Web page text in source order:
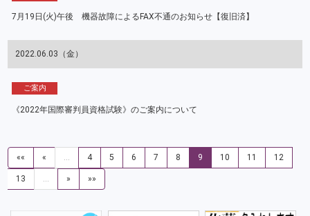
7月19日(火)午後 機器故障によるFAX不通のお知らせ【復旧済】
2022.06.03（金）
ご案内
《2022年国際審判員資格試験》のご案内について
«« « 4 5 6 7 8 9 10 11 12
13 » »»